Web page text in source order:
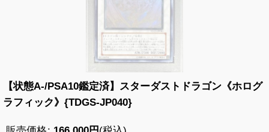
【状態A-/PSA10鑑定済】スターダストドラゴン《ホログ
ラフィック》{TDGS-JP040}